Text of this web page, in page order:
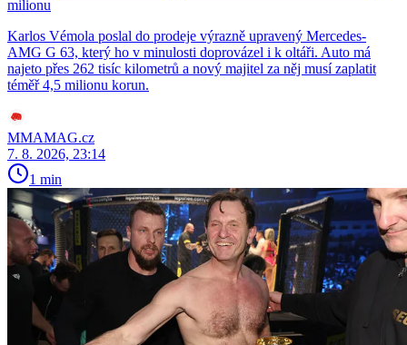
milionu
Karlos Vémola poslal do prodeje výrazně upravený Mercedes-
AMG G 63, který ho v minulosti doprovázel i k oltáři. Auto má
najeto přes 262 tisíc kilometrů a nový majitel za něj musí zaplatit
téměř 4,5 milionu korun.
MMAMAG.cz
7. 8. 2026, 23:14
1 min